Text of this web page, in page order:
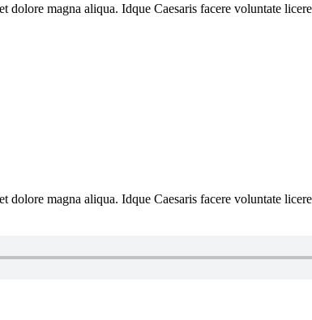
magna aliqua. Idque Caesaris facere voluntate
magna aliqua. Idque Caesaris facere voluntate